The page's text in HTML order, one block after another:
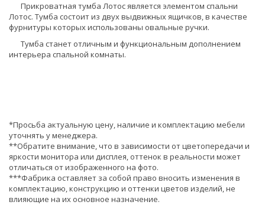
Прикроватная тумба Лотос является элементом спальни
Лотос. Тумба состоит из двух выдвижных ящичков, в качестве
фурнитуры которых использованы овальные ручки.
Тумба станет отличным и функциональным дополнением
интерьера спальной комнаты.
*Просьба актуальную цену, наличие и комплектацию мебели
уточнять у менеджера.
**Обратите внимание, что в зависимости от цветопередачи и
яркости монитора или дисплея, оттенок в реальности может
отличаться от изображенного на фото.
***Фабрика оставляет за собой право вносить изменения в
комплектацию, конструкцию и оттенки цветов изделий, не
влияющие на их основное назначение.